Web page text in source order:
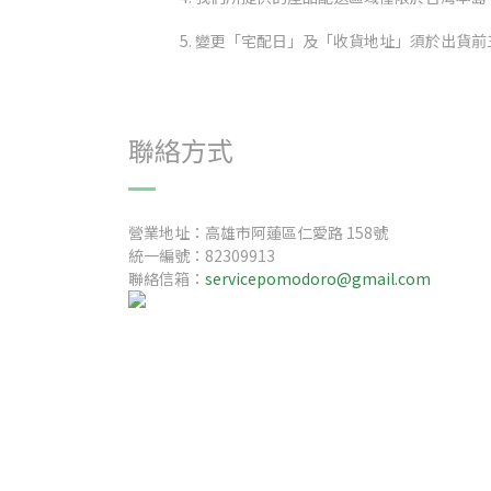
變更「宅配日」及「收貨地址」須於出貨前
聯絡方式
營業地址：高雄市阿蓮區仁愛路 158號
統一編號：82309913
聯絡信箱： servicepomodoro@gmail.com